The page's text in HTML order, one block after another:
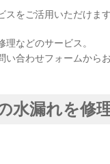
をご活用いただけま
などのサービス。
い合わせフォームか
水漏れを修